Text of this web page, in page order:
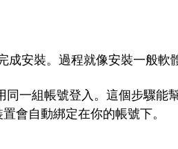
成安裝。過程就像安裝一般軟
一組帳號登入。這個步驟能
會自動綁定在你的帳號下。